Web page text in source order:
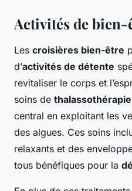
Activités de bien-
Les croisières bien-être
d’activités de détente
revitaliser le corps et
soins de
central en exploitant les
des algues. Ces soins
relaxants et des
tous bénéfiques pour la